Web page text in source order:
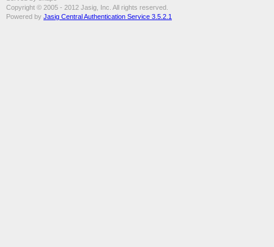
Copyright © 2005 - 2012 Jasig, Inc. All rights reserved.
Powered by Jasig Central Authentication Service 3.5.2.1